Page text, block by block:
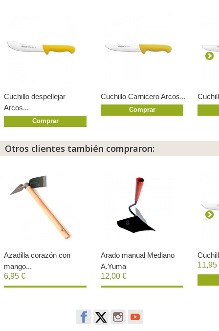
Cuchillo despellejar
Arcos...
Comprar
Cuchillo Carnicero Arcos...
Comprar
Otros clientes también compraron:
Azadilla corazón con
mango...
6,95 €
Arado manual Mediano
A.Yuma
12,00 €
11,95